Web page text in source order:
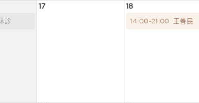
17 18
診 14:00-21:00 王善民